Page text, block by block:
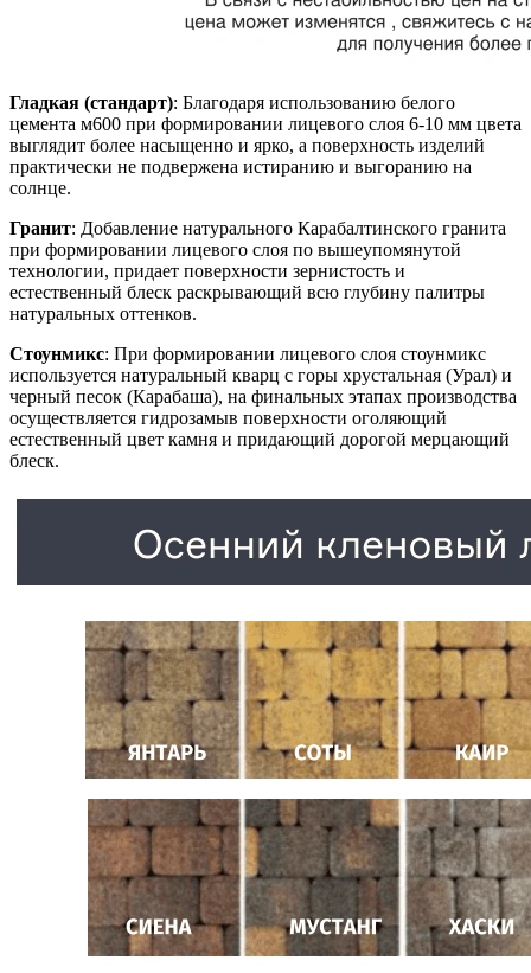
Гладкая (стандарт): Благодаря использованию белого
цемента м600 при формировании лицевого слоя 6-10 мм цвета
выглядит более насыщенно и ярко, а поверхность изделий
практически не подвержена истиранию и выгоранию на
солнце.
Гранит: Добавление натурального Карабалтинского гранита
при формировании лицевого слоя по вышеупомянутой
технологии, придает поверхности зернистость и
естественный блеск раскрывающий всю глубину палитры
натуральных оттенков.
Стоунмикс: При формировании лицевого слоя стоунмикс
используется натуральный кварц с горы хрустальная (Урал) и
черный песок (Карабаша), на финальных этапах производства
осуществляется гидрозамыв поверхности оголяющий
естественный цвет камня и придающий дорогой мерцающий
блеск.